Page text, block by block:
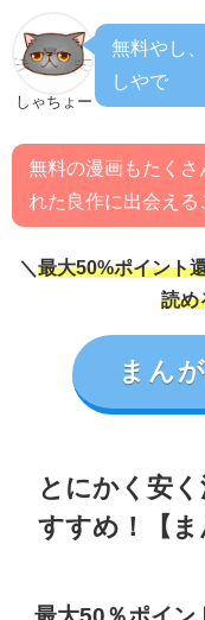
しゃちょー
無料やし
しやで
無料の漫画もたく
れた良作に出会える
＼ 最大50%ポイント
読め
まん
とにかく安
すすめ！【ま
最大50％ポイン